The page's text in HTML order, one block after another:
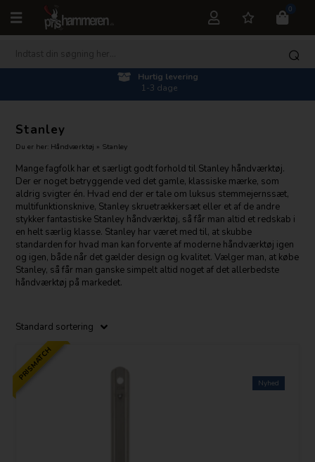
0
Hurtig levering
1-3 dage
Stanley
Du er her: Håndværktøj » Stanley
Mange fagfolk har et særligt godt forhold til Stanley håndværktøj.
Der er noget betryggende ved det gamle, klassiske mærke, som
aldrig svigter én. Hvad end der er tale om luksus stemmejernssæt,
multifunktionsknive, Stanley skruetrækkersæt eller et af de andre
stykker fantastiske Stanley håndværktøj, så får man altid et redskab i
en helt særlig klasse. Stanley har været med til, at skubbe
standarden for hvad man kan forvente af moderne håndværktøj igen
og igen, både når det gælder design og kvalitet. Vælger man, at købe
Stanley, så får man ganske simpelt altid noget af det allerbedste
håndværktøj på markedet.
PRISMATCH
Nyhed